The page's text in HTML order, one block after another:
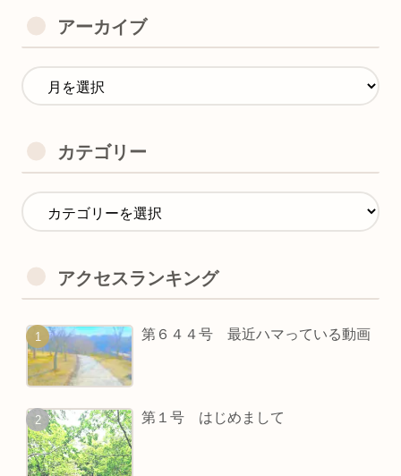
アーカイブ
カテゴリー
アクセスランキング
第６４４号 最近ハマっている動画
第１号 はじめまして